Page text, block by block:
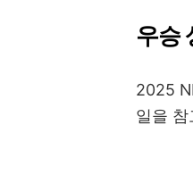
우승
2025
일을